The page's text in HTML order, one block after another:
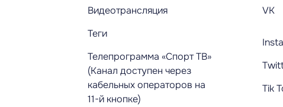
Видеотрансляция
Теги
Телепрограмма «Спорт ТВ»
(Канал доступен через
кабельных операторов на
11-й кнопке)
VK
Tik